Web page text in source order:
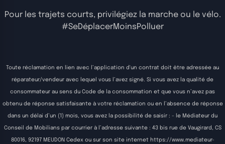
Pour les trajets courts, privilégiez la marche ou le vélo.
#SeDéplacerMoinsPolluer
Toute réclamation en lien avec l’application d'un contrat doit être adressée au
réparateur/vendeur avec lequel vous l’avez signé. Si vous avez la qualité de
consommateur au sens du Code de la consommation et que vous n’avez pas
obtenu de réponse satisfaisante à votre réclamation ou en l’absence de réponse
dans un délai d’un (1) mois, vous avez la possibilité de saisir : - le Médiateur du
Conseil de Mobilians par courrier à l’adresse suivante : 43 bis rue de Vaugirard, CS
80016, 92197 MEUDON Cedex ou sur son site internet https://www.mediateur-